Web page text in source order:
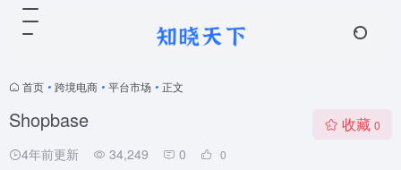
首页 • 跨境电商 • 平台市场 • 正文
Shopbase
4年前更新 34,249 0 0
收藏 0